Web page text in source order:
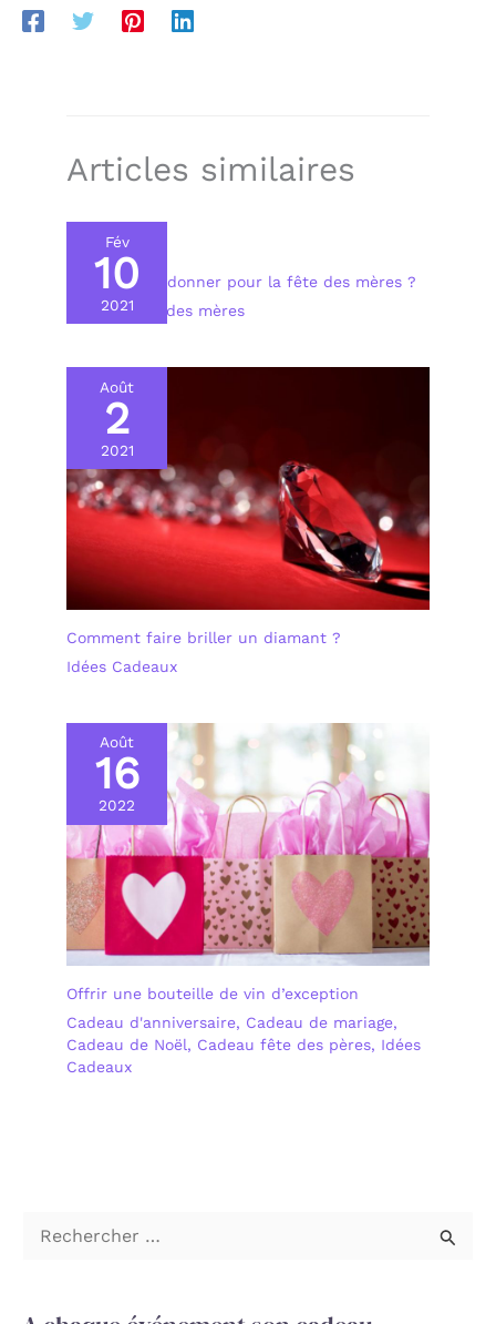
Articles similaires
Fév
10
2021
Quel cadeau donner pour la fête des mères ?
Cadeau fête des mères
Août
2
2021
Comment faire briller un diamant ?
Idées Cadeaux
Août
16
2022
Offrir une bouteille de vin d’exception
Cadeau d'anniversaire, Cadeau de mariage,
Cadeau de Noël, Cadeau fête des pères, Idées
Cadeaux